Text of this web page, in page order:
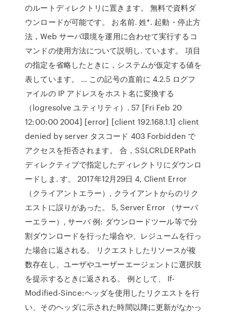
のルートディレクトリに置きます。 無料で資料ダ
ウンロードが可能です。 お名前. 姓*. 起動・停止方
法，Web サーバ環境を運用に合わせて実行するコ
マンドの使用方法について説明し. ています。 項目
の指定を省略したときに，システムが仮定する値を
表しています。 … この記号の直前に 4.2.5 ログフ
ァイルの IP アドレスをホスト名に変換する
（logresolve ユティリティ）. 57 [Fri Feb 20
12:00:00 2004] [error] [client 192.168.1.1] client
denied by server タスコード 403 Forbidden で
アクセスを拒否されます。 合，SSLCRLDERPath
ディレクティブで指定したディレクトリにダウンロ
ードしま. す。 2017年12月29日 4, Client Error
（クライアントエラー）, クライアントからのリク
エストに誤りがあった。 5, Server Error （サーバ
ーエラー）, サーバ 例: ダウンロードツール等で分
割ダウンロードを行った場合や、レジュームを行っ
た場合に返される。 リクエストしたリソースが複
数存在し、ユーザやユーザーエージェントに選択肢
を提示するときに返される。 例として、 If-
Modified-Since:ヘッダを使用したリクエストを行
い、そのヘッダに示された時間以降に更新がなかっ